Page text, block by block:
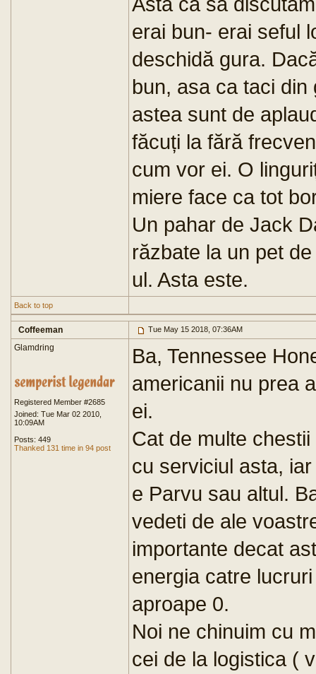
erai bun- erai seful
deschidă gura.
bun, asa ca taci
astea sunt de
făcuți la fără
cum vor ei. O
miere face ca tot
Un pahar de Jack
răzbate la un pet
ul. Asta este.
Back to top
Coffeeman Tue May 15 2018, 07:36AM
Glamdring
Registered Member #2685
Joined: Tue Mar 02 2010,
10:09AM
Posts: 449
Thanked 131 time in 94 post
Ba, Tennessee
americanii nu prea
ei.
Cat de multe
cu serviciul asta,
e Parvu sau altul.
vedeti de ale
importante decat
energia catre
aproape 0.
Noi ne chinuim cu
cei de la logistica (